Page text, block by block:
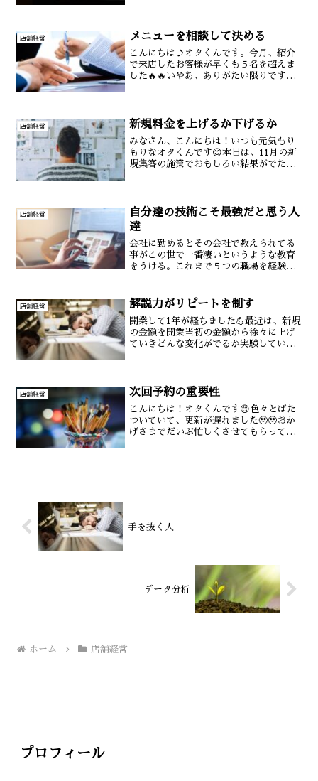
れないという悲しい結...
店舗経営 メニューを相談して決める
こんにちは♪オタくんです。今月、紹介
で来店したお客様が早くも５名を超えま
した🔥🔥いやあ、ありがたい限りです😭
て。本日は仮説検証を繰...
店舗経営 新規料金を上げるか下げるか
みなさん、こんにちは！いつも元気もり
もりなオタくんです😊本日は、11月の新
規集客の施策でおもしろい結果がでたの
店舗経営
自分達の技術こそ最強だと思う人
達
会社に勤めるとその会社で教えられてる
事がこの世で一番凄いというような教育
をうける。これまで５つの職場を経験し
てる事が最強だという思いが強ければ強
いほど視野が狭くなってい...
店舗経営 解説力がリピートを制す
開業して1年が経ちました💪最近は、新規
の金額を開業当初の金額から徐々に上げ
ていきどんな変化がでるか実験していま
高いお客様が集...
店舗経営 次回予約の重要性
こんにちは！オタくんです😊色々とばた
ついていて、更新が遅れました🥹🥹おか
げさまでだいぶ忙しくさせてもらってい
手を抜く人
データ分析
ホーム 店舗経営
プロフィール